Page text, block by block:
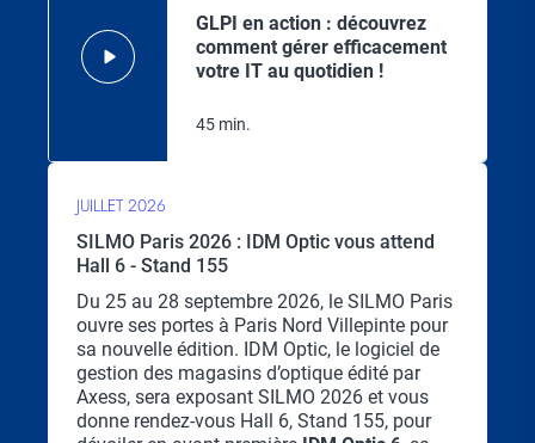
GLPI en action : découvrez
comment gérer efficacement
votre IT au quotidien !
45 min.
JUILLET 2026
SILMO Paris 2026 : IDM Optic vous attend
Hall 6 - Stand 155
Chapo
Du 25 au 28 septembre 2026, le SILMO Paris
ouvre ses portes à Paris Nord Villepinte pour
sa nouvelle édition. IDM Optic, le logiciel de
gestion des magasins d’optique édité par
Axess, sera exposant SILMO 2026 et vous
donne rendez-vous Hall 6, Stand 155, pour